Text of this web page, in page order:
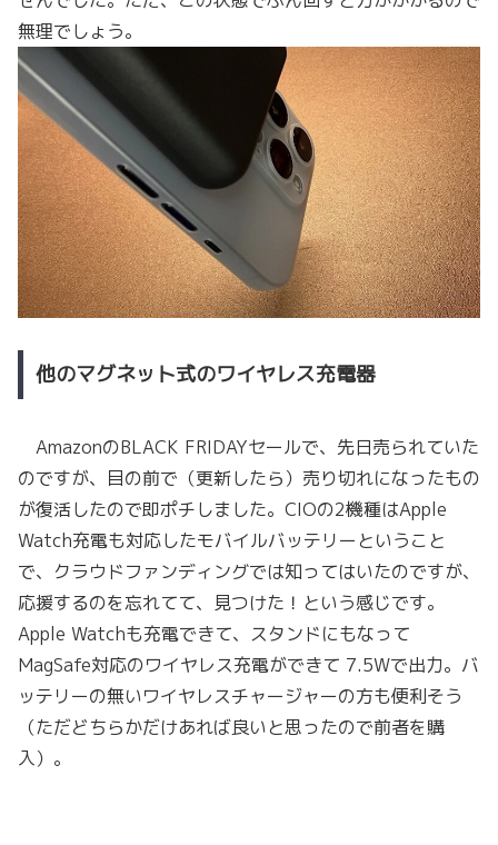
無理でしょう。
他のマグネット式のワイヤレス充電器
AmazonのBLACK FRIDAYセールで、先日売られていた
のですが、目の前で（更新したら）売り切れになったもの
が復活したので即ポチしました。CIOの2機種はApple
Watch充電も対応したモバイルバッテリーということ
で、クラウドファンディングでは知ってはいたのですが、
応援するのを忘れてて、見つけた！という感じです。
Apple Watchも充電できて、スタンドにもなって
MagSafe対応のワイヤレス充電ができて 7.5Wで出力。バ
ッテリーの無いワイヤレスチャージャーの方も便利そう
（ただどちらかだけあれば良いと思ったので前者を購
入）。